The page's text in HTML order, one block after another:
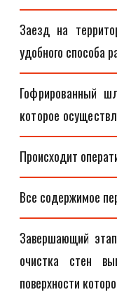
Заезд на
удобного способа
Гофрированный
которое
Происходит
Все содержимое
Завершающий
очистка стен
поверхности